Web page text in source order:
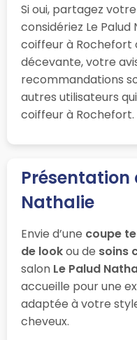
Si oui, partagez
considériez Le
coiffeur à Rochefort
décevante, votre
recommandations
autres utilisateurs
coiffeur à Rochefort.
Présentation
Nathalie
Envie d’une coupe
de lookou de soins
salon Le Palud
accueille pour une
adaptée à votre
cheveux.